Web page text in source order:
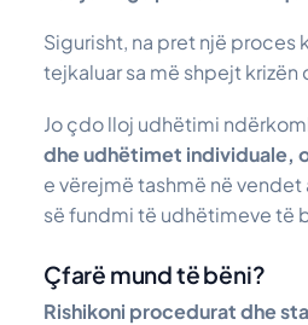
Sigurisht, na pret një proces
tejkaluar sa më shpejt krizën
Jo çdo lloj udhëtimi
dhe udhëtimet individuale,
e vërejmë tashmë në
së fundmi të udhëtimeve të
Çfarë mund të bëni?
Rishikoni procedurat dhe